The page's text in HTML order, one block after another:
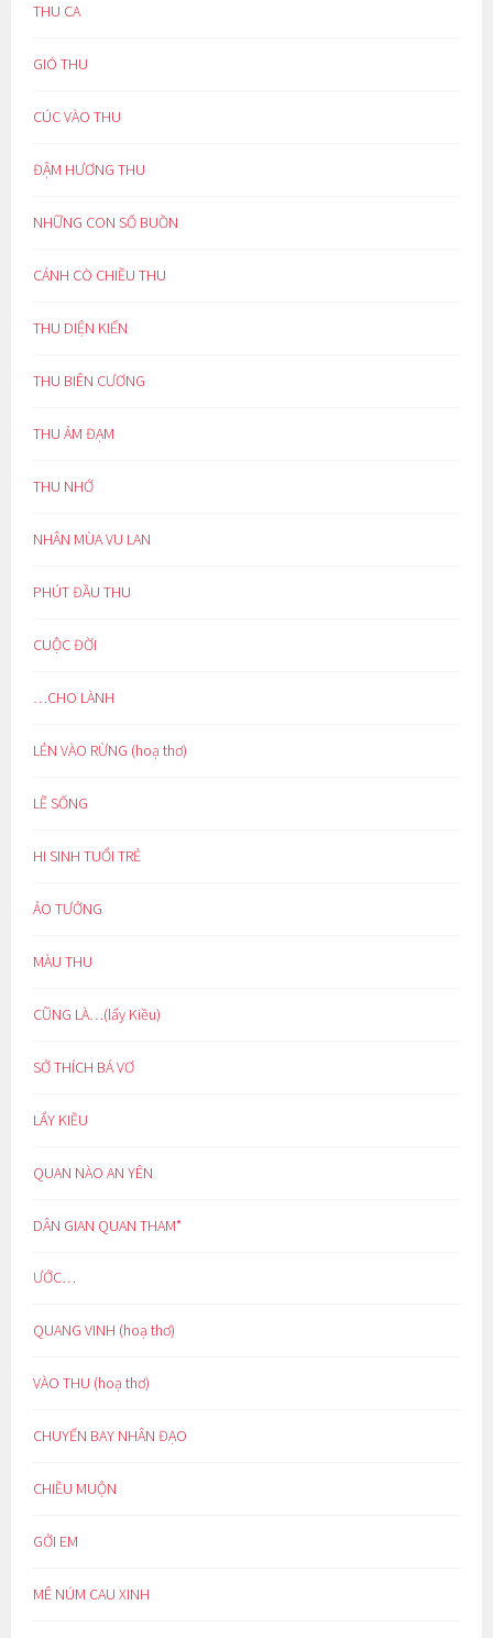
THU CA
GIÓ THU
CÚC VÀO THU
ĐẬM HƯƠNG THU
NHỮNG CON SỐ BUỒN
CÁNH CÒ CHIỀU THU
THU DIỆN KIẾN
THU BIÊN CƯƠNG
THU ẢM ĐẠM
THU NHỚ
NHÂN MÙA VU LAN
PHÚT ĐẦU THU
CUỘC ĐỜI
…CHO LÀNH
LẺN VÀO RỪNG (hoạ thơ)
LẼ SỐNG
HI SINH TUỔI TRẺ
ẢO TƯỞNG
MÀU THU
CŨNG LÀ…(lẩy Kiều)
SỞ THÍCH BÁ VƠ
LẨY KIỀU
QUAN NÀO AN YÊN
DÂN GIAN QUAN THAM*
ƯỚC…
QUANG VINH (hoạ thơ)
VÀO THU (hoạ thơ)
CHUYẾN BAY NHÂN ĐẠO
CHIỀU MUỘN
GỞI EM
MÊ NÚM CAU XINH